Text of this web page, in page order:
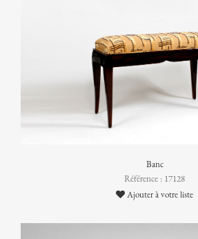
Banc
Référence : 17128
Ajouter à votre liste